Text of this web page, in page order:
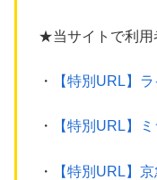
★当サイトで利
・ 【特別URL】
・ 【特別URL】
・
【特別URL】